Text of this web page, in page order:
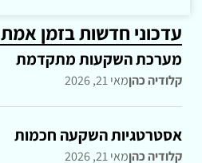
עדכוני חדשות בזמן אמת
מערכת השקעות מתקדמת
קלודיה כהןמאי 21, 2026
אסטרטגיות השקעה חכמות
קלודיה כהןמאי 21, 2026